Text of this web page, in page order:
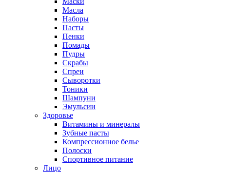
Масла
Наборы
Пасты
Пенки
Помады
Пудры
Скрабы
Спреи
Сыворотки
Тоники
Шампуни
Эмульсии
Здоровье
Витамины и минералы
Зубные пасты
Компрессионное белье
Полоски
Спортивное питание
Лицо